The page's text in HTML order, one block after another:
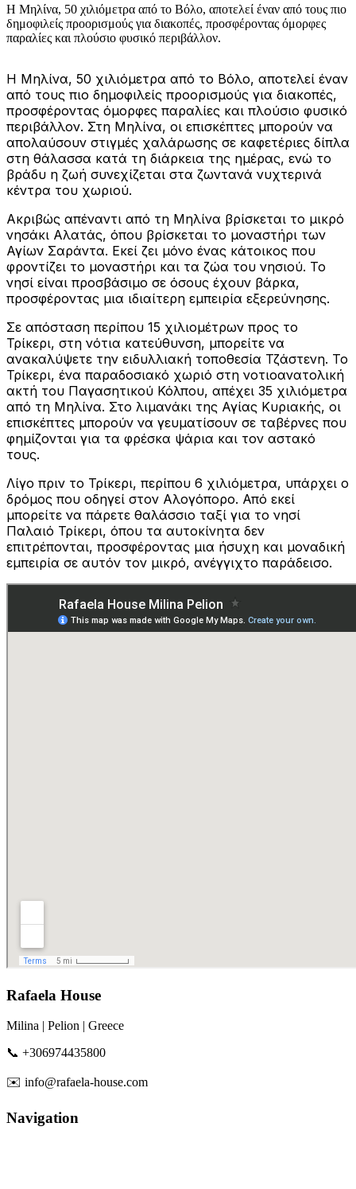
Η Μηλίνα, 50 χιλιόμετρα από το Βόλο, αποτελεί έναν από τους πιο
δημοφιλείς προορισμούς για διακοπές, προσφέροντας όμορφες
παραλίες και πλούσιο φυσικό περιβάλλον.
Η Μηλίνα, 50 χιλιόμετρα από το Βόλο, αποτελεί έναν
από τους πιο δημοφιλείς προορισμούς για διακοπές,
προσφέροντας όμορφες παραλίες και πλούσιο φυσικό
περιβάλλον. Στη Μηλίνα, οι επισκέπτες μπορούν να
απολαύσουν στιγμές χαλάρωσης σε καφετέριες δίπλα
στη θάλασσα κατά τη διάρκεια της ημέρας, ενώ το
βράδυ η ζωή συνεχίζεται στα ζωντανά νυχτερινά
κέντρα του χωριού.
Ακριβώς απέναντι από τη Μηλίνα βρίσκεται το μικρό
νησάκι Αλατάς, όπου βρίσκεται το μοναστήρι των
Αγίων Σαράντα. Εκεί ζει μόνο ένας κάτοικος που
φροντίζει το μοναστήρι και τα ζώα του νησιού. Το
νησί είναι προσβάσιμο σε όσους έχουν βάρκα,
προσφέροντας μια ιδιαίτερη εμπειρία εξερεύνησης.
Σε απόσταση περίπου 15 χιλιομέτρων προς το
Τρίκερι, στη νότια κατεύθυνση, μπορείτε να
ανακαλύψετε την ειδυλλιακή τοποθεσία Τζάστενη. Το
Τρίκερι, ένα παραδοσιακό χωριό στη νοτιοανατολική
ακτή του Παγασητικού Κόλπου, απέχει 35 χιλιόμετρα
από τη Μηλίνα. Στο λιμανάκι της Αγίας Κυριακής, οι
επισκέπτες μπορούν να γευματίσουν σε ταβέρνες που
φημίζονται για τα φρέσκα ψάρια και τον αστακό
τους.
Λίγο πριν το Τρίκερι, περίπου 6 χιλιόμετρα, υπάρχει ο
δρόμος που οδηγεί στον Αλογόπορο. Από εκεί
μπορείτε να πάρετε θαλάσσιο ταξί για το νησί
Παλαιό Τρίκερι, όπου τα αυτοκίνητα δεν
επιτρέπονται, προσφέροντας μια ήσυχη και μοναδική
εμπειρία σε αυτόν τον μικρό, ανέγγιχτο παράδεισο.
Rafaela House
Milina | Pelion | Greece
📞 +306974435800
✉️ info@rafaela-house.com
Navigation